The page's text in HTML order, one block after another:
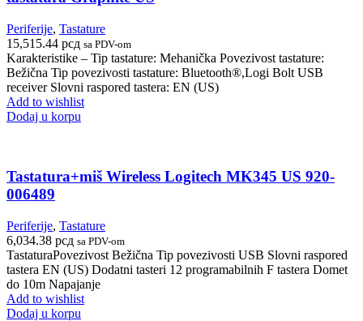
Periferije, Tastature
15,515.44 рсд sa PDV-om
Karakteristike – Tip tastature: Mehanička Povezivost tastature:
Bežična Tip povezivosti tastature: Bluetooth®,Logi Bolt USB
receiver Slovni raspored tastera: EN (US)
Add to wishlist
Dodaj u korpu
Tastatura+miš Wireless Logitech MK345 US 920-
006489
Periferije, Tastature
6,034.38 рсд sa PDV-om
TastaturaPovezivost Bežična Tip povezivosti USB Slovni raspored
tastera EN (US) Dodatni tasteri 12 programabilnih F tastera Domet
do 10m Napajanje
Add to wishlist
Dodaj u korpu